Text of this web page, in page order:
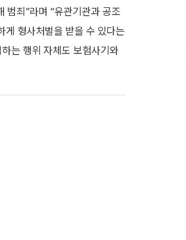
범죄”라며 “유관기관과 공조
게 형사처벌을 받을 수 있다는
는 행위 자체도 보험사기와